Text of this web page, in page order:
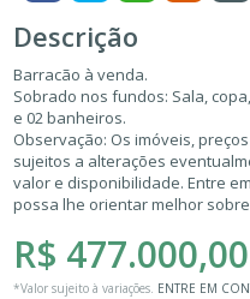
Descrição
Barracão à venda.
Sobrado nos fundos: Sala,
e 02 banheiros.
Observação: Os imóveis,
sujeitos a alterações
valor e disponibilidade. Entre
possa lhe orientar melhor
R$ 477.000,00
*Valor sujeito à variações. ENTRE EM